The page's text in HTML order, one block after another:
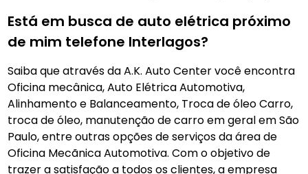
Está em busca de auto elétrica próximo
de mim telefone Interlagos?
Saiba que através da A.K. Auto Center você encontra
Oficina mecânica, Auto Elétrica Automotiva,
Alinhamento e Balanceamento, Troca de óleo Carro,
troca de óleo, manutenção de carro em geral em São
Paulo, entre outras opções de serviços da área de
Oficina Mecãnica Automotiva. Com o objetivo de
trazer a satisfação a todos os clientes, a empresa